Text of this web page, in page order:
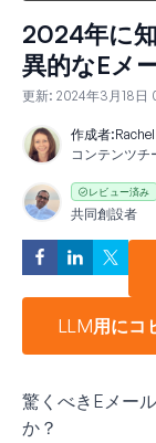
2024年に
異的なEメ
更新: 2024年3月18日
作成者:
コンテンツチ
レビュー済み
共同創設者
LLM用にコ
驚くべきEメー
か？